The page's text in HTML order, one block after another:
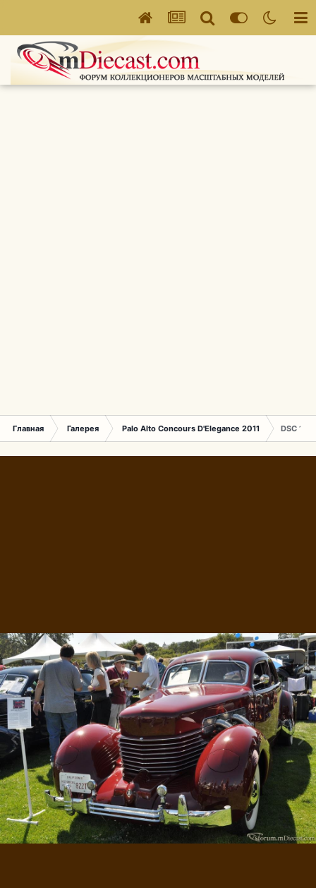
Главная Галерея Palo Alto Concours D'Elegance 2011 DSC